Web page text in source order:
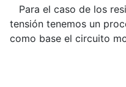
Para el caso de los
tensión tenemos un
como base el circuito